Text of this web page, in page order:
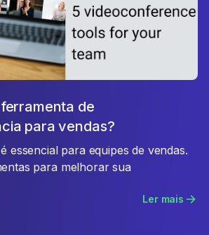
de
para vendas?
essencial para equipes de vendas.
para melhorar sua
Ler mais